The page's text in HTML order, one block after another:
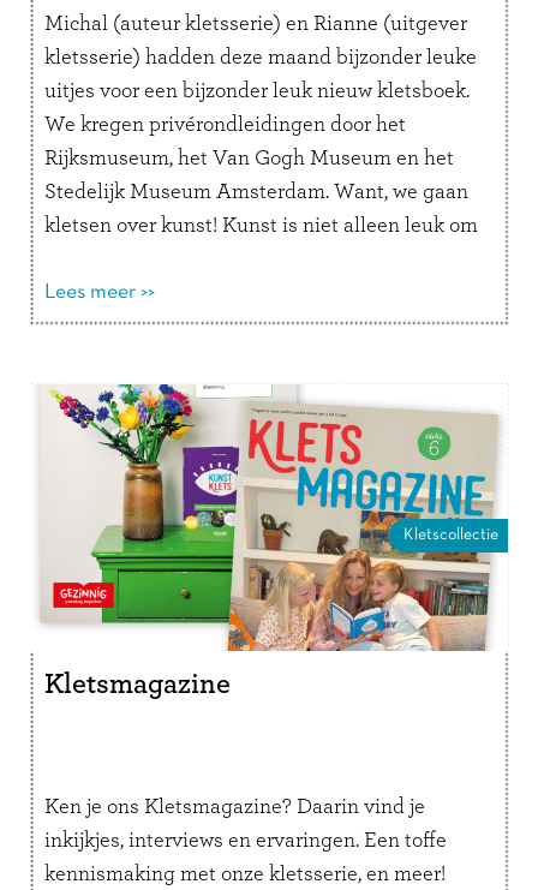
Michal (auteur kletsserie) en Rianne (uitgever
kletsserie) hadden deze maand bijzonder leuke
uitjes voor een bijzonder leuk nieuw kletsboek.
We kregen privérondleidingen door het
Rijksmuseum, het Van Gogh Museum en het
Stedelijk Museum Amsterdam. Want, we gaan
kletsen over kunst! Kunst is niet alleen leuk om
Lees verder
Lees meer >>
Kletscollectie
Kletsmagazine
Ken je ons Kletsmagazine? Daarin vind je
inkijkjes, interviews en ervaringen. Een toffe
kennismaking met onze kletsserie, en meer!